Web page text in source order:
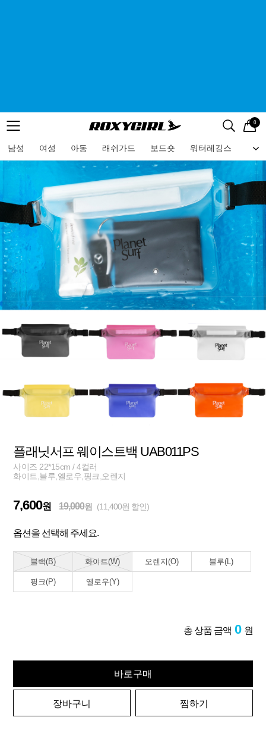
메뉴 검색
로고 0
남성 여성 아동 래쉬가드 보드숏 워터레깅스 비
메뉴
플래닛서프 웨이스트백 UAB011PS
사이즈 22*15cm / 4컬러
화이트,블루,옐로우,핑크,오렌지
7,600원 19,000원 (11,400원 할인)
옵션을 선택해 주세요.
블랙(B) 화이트(W) 오렌지(O) 블루(L)
핑크(P) 옐로우(Y)
총 상품 금액 0 원
바로구매
장바구니 찜하기